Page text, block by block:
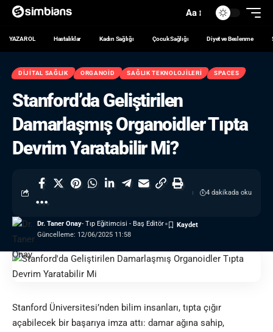
Aa
YAZAR OL Hastalıklar Kadın Sağlığı Çocuk Sağlığı Diyet ve Beslenme
DIJITAL SAĞLIK ORGANOID SAĞLIK TEKNOLOJILERI SPACES
Stanford’da Geliştirilen
Damarlaşmış Organoidler Tıpta
Devrim Yaratabilir Mi?
Güncelleme: 12/06/2025 11:58
Dr. Taner Onay- Tıp Eğitimcisi - Baş Editör
4 dakikada oku
Stanford Üniversitesi’nden bilim insanları, tıpta çığır
açabilecek bir başarıya imza attı: damar ağına sahip,